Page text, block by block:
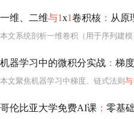
一维、二维与1x1卷积核 ： 从原
本文系统剖析一维卷积（用于序列建
机器学习中的微积分实战 ： 梯
本文聚焦机器学习中梯度、链式法则 与
哥伦比亚大学免费AI课 ： 零基